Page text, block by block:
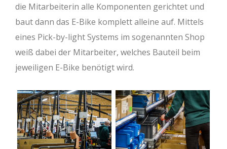
die Mitarbeiterin alle Komponenten gerichtet und
baut dann das E-Bike komplett alleine auf. Mittels
eines Pick-by-light Systems im sogenannten Shop
weiß dabei der Mitarbeiter, welches Bauteil beim
jeweiligen E-Bike benötigt wird.